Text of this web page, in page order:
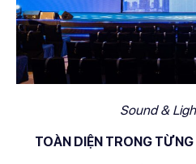
Sound &
TOÀN DIỆN TRONG